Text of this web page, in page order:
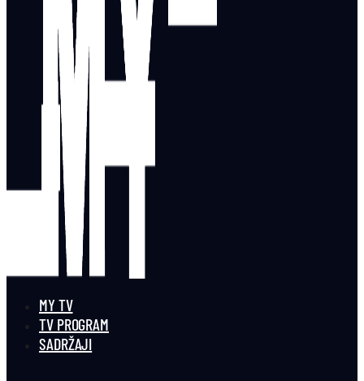
MY TV
TV PROGRAM
SADRŽAJI